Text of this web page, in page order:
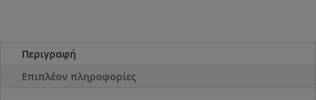
Περιγραφή
Επιπλέον πληροφορίες